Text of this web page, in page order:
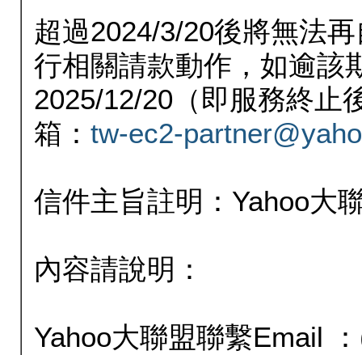
超過2024/3/20後將無法
行相關請款動作，如逾該
2025/12/20（即服務終止
箱： tw-ec2-
信件主旨註明：Yahoo大
內容請說明：
Yahoo大聯盟聯繫Email